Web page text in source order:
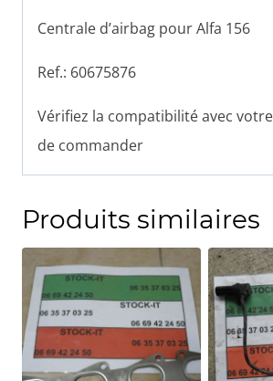
Centrale d’airbag pour Alfa 156
Ref.: 60675876
Vérifiez la compatibilité avec
de commander
Produits similaires